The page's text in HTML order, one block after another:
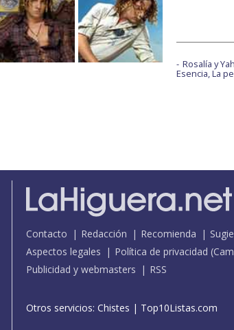
Rosalía y
Esencia, La
Contacto Redacción Recomienda
Aspectos legales
Política de privacidad (
Publicidad y webmasters
RSS
Otros servicios: Chistes | Top10Listas.com